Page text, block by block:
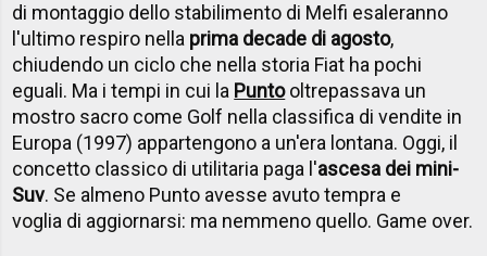
di montaggio dello stabilimento di Melfi esaleranno
l'ultimo respiro nella prima decade di agosto,
chiudendo un ciclo che nella storia Fiat ha pochi
eguali. Ma i tempi in cui la Puntooltrepassava un
mostro sacro come Golf nella classifica di vendite in
Europa (1997) appartengono a un'era lontana. Oggi, il
concetto classico di utilitaria paga l'ascesa dei mini-
Suv. Se almeno Punto avesse avuto tempra e
voglia di aggiornarsi: ma nemmeno quello. Game over.